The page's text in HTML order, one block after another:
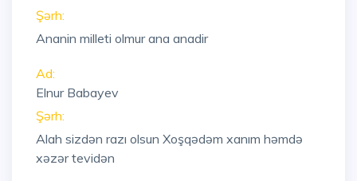
Şərh:
Ananin milleti olmur ana anadir
Ad:
Elnur Babayev
Şərh:
Alah sizdən razı olsun Xoşqədəm xanım həmdə
xəzər tevidən